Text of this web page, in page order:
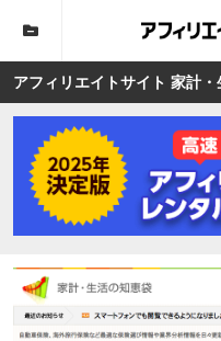
アフィリエイトサイト 家計